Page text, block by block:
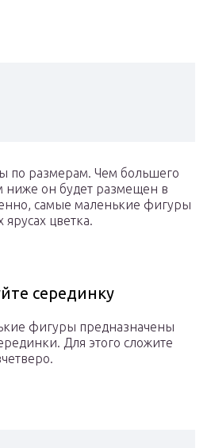
по размерам. Чем большего
ниже он будет размещен в
самые маленькие фигуры
цветка.
серединку
фигуры предназначены
Для этого сложите